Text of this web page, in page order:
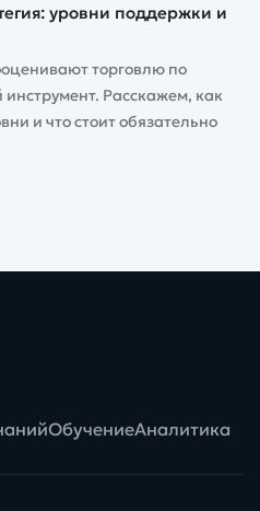
уровни поддержки и
торговлю по
Расскажем, как
и что стоит обязательно
ОбучениеАналитика